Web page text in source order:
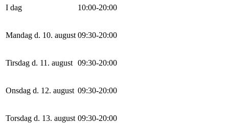
I dag 10:00-20:00
Mandag d. 10. august 09:30-20:00
Tirsdag d. 11. august 09:30-20:00
Onsdag d. 12. august 09:30-20:00
Torsdag d. 13. august 09:30-20:00